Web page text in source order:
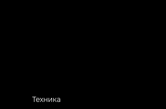
Техника